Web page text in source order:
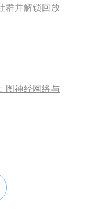
群并解锁回放
图神经网络与